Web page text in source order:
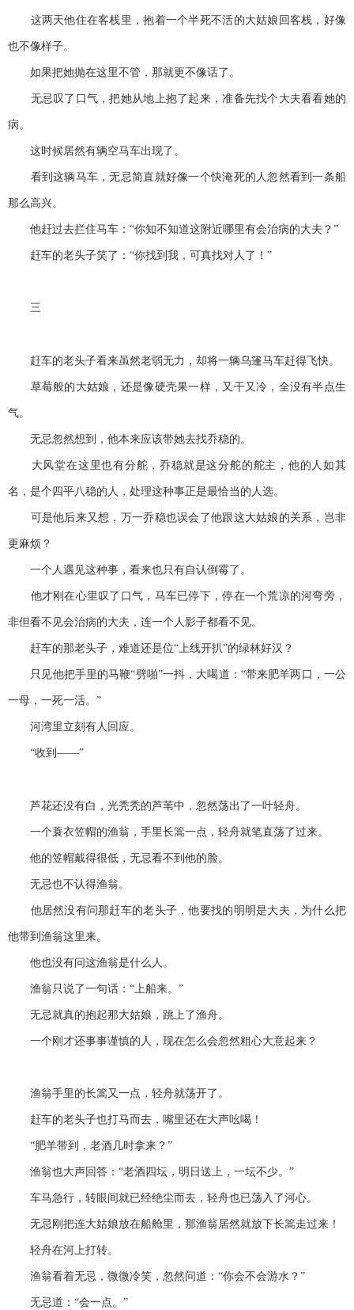
这两天他住在客栈里，抱着一个半死不活的大姑娘回客栈，好像
也不像样子。
如果把她抛在这里不管，那就更不像话了。
无忌叹了口气，把她从地上抱了起来，准备先找个大夫看看她的
病。
这时候居然有辆空马车出现了。
看到这辆马车，无忌简直就好像一个快淹死的人忽然看到一条船
那么高兴。
他赶过去拦住马车：“你知不知道这附近哪里有会治病的大夫？”
赶车的老头子笑了：“你找到我，可真找对人了！”
三
赶车的老头子看来虽然老弱无力，却将一辆乌篷马车赶得飞快。
草莓般的大姑娘，还是像硬壳果一样，又干又冷，全没有半点生
气。
无忌忽然想到，他本来应该带她去找乔稳的。
大风堂在这里也有分舵，乔稳就是这分舵的舵主，他的人如其
名，是个四平八稳的人，处理这种事正是最恰当的人选。
可是他后来又想，万一乔稳也误会了他跟这大姑娘的关系，岂非
更麻烦？
一个人遇见这种事，看来也只有自认倒霉了。
他才刚在心里叹了口气，马车已停下，停在一个荒凉的河弯旁，
非但看不见会治病的大夫，连一个人影子都看不见。
赶车的那老头子，难道还是位“上线开扒”的绿林好汉？
只见他把手里的马鞭“劈啪”一抖，大喝道：“带来肥羊两口，一公
一母，一死一活。”
河湾里立刻有人回应。
“收到——”
芦花还没有白，光秃秃的芦苇中，忽然荡出了一叶轻舟。
一个蓑衣笠帽的渔翁，手里长篙一点，轻舟就笔直荡了过来。
他的笠帽戴得很低，无忌看不到他的脸。
无忌也不认得渔翁。
他居然没有问那赶车的老头子，他要找的明明是大夫，为什么把
他带到渔翁这里来。
他也没有问这渔翁是什么人。
渔翁只说了一句话：“上船来。”
无忌就真的抱起那大姑娘，跳上了渔舟。
一个刚才还事事谨慎的人，现在怎么会忽然粗心大意起来？
渔翁手里的长篙又一点，轻舟就荡开了。
赶车的老头子也打马而去，嘴里还在大声吆喝！
“肥羊带到，老酒几时拿来？”
渔翁也大声回答：“老酒四坛，明日送上，一坛不少。”
车马急行，转眼间就已经绝尘而去，轻舟也已荡入了河心。
无忌刚把连大姑娘放在船舱里，那渔翁居然就放下长篙走过来！
轻舟在河上打转。
渔翁看着无忌，微微冷笑，忽然问道：“你会不会游水？”
无忌道：“会一点。”